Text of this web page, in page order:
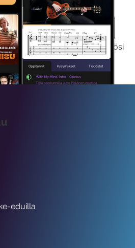
Ilmaiseksi
saat koko sisältömme käyttöösi
ajaksi.
eduilla